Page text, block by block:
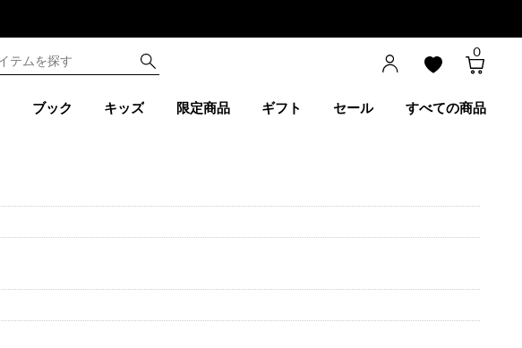
0
ブック キッズ 限定商品 ギフト セール すべての商品